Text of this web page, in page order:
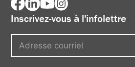
Inscrivez-vous à l'infolettre